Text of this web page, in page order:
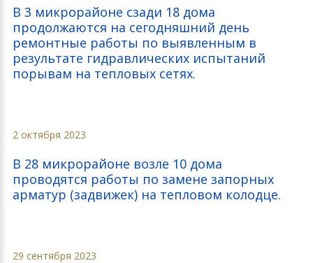
В 3 микрорайоне сзади 18 дома
продолжаются на сегодняшний день
ремонтные работы по выявленным в
результате гидравлических испытаний
порывам на тепловых сетях.
2 октября 2023
В 28 микрорайоне возле 10 дома
проводятся работы по замене запорных
арматур (задвижек) на тепловом колодце.
29 сентября 2023